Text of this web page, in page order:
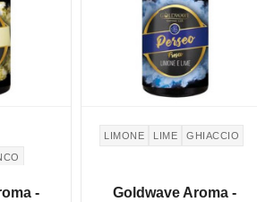
-
LIMONE LIME GHIACCIO
Goldwave Aroma -